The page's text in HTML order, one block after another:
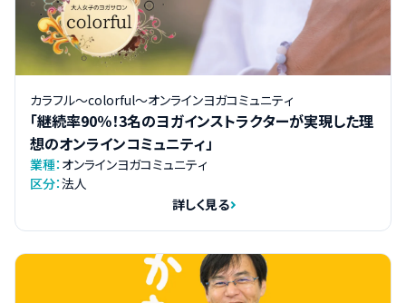
カラフル～colorful～オンラインヨガコミュニティ
「継続率90％！3名のヨガインストラクターが実現した理
想のオンラインコミュニティ」
業種： オンラインヨガコミュニティ
区分：法人
詳しく見る